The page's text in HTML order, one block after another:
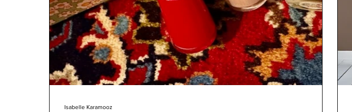
Isabelle Karamooz